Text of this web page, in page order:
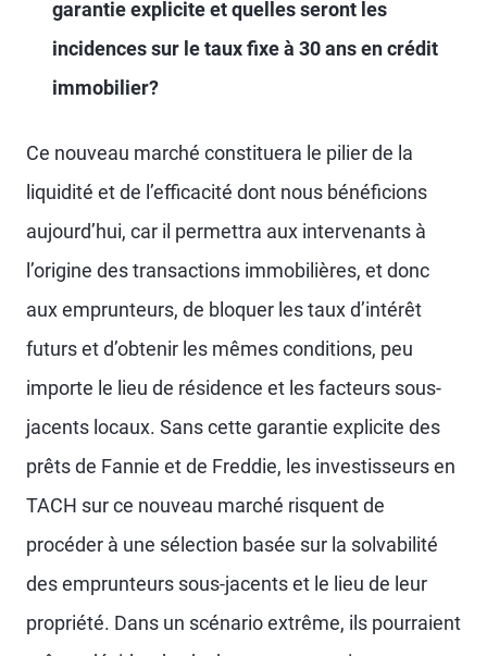
garantie explicite et quelles seront les
incidences sur le taux fixe à 30 ans en crédit
immobilier?
Ce nouveau marché constituera le pilier de la
liquidité et de l’efficacité dont nous bénéficions
aujourd’hui, car il permettra aux intervenants à
l’origine des transactions immobilières, et donc
aux emprunteurs, de bloquer les taux d’intérêt
futurs et d’obtenir les mêmes conditions, peu
importe le lieu de résidence et les facteurs sous-
jacents locaux. Sans cette garantie explicite des
prêts de Fannie et de Freddie, les investisseurs en
TACH sur ce nouveau marché risquent de
procéder à une sélection basée sur la solvabilité
des emprunteurs sous-jacents et le lieu de leur
propriété. Dans un scénario extrême, ils pourraient